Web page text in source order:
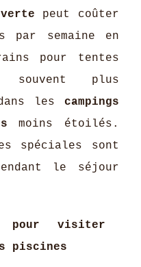
peut coûter
par semaine en
pour tentes
souvent plus
les campings
moins étoilés.
spéciales sont
le séjour
pour visiter
piscines